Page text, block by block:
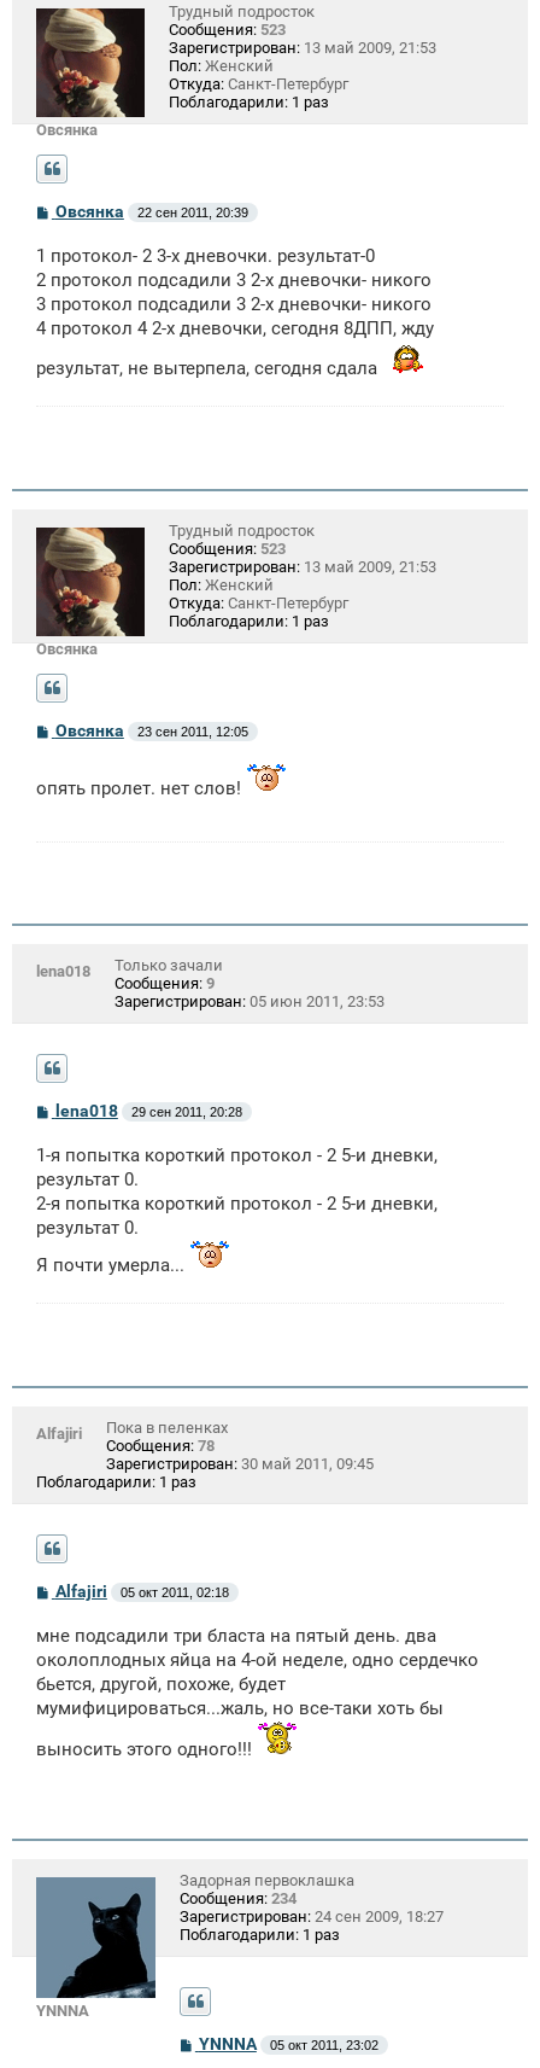
Овсянка
Трудный подросток
Сообщения: 523
Зарегистрирован: 13 май 2009, 21:53
Пол: Женский
Откуда: Санкт-Петербург
Поблагодарили: 1 раз
С
о
б
щ
н
и
Овсянка 22 сен 2011, 20:39
1 протокол- 2 3-х дневочки. результат-0
2 протокол подсадили 3 2-х дневочки- никого
3 протокол подсадили 3 2-х дневочки- никого
4 протокол 4 2-х дневочки, сегодня 8ДПП, жду
результат, не вытерпела, сегодня сдала
Овсянка
Трудный подросток
Сообщения: 523
Зарегистрирован: 13 май 2009, 21:53
Пол: Женский
Откуда: Санкт-Петербург
Поблагодарили: 1 раз
С
о
щ
Овсянка 23 сен 2011, 12:05
опять пролет. нет слов!
lena018
Только зачали
Сообщения: 9
Зарегистрирован: 05 июн 2011, 23:53
С
б
щ
н
и
lena018 29 сен 2011, 20:28
1-я попытка короткий протокол - 2 5-и дневки,
результат 0.
2-я попытка короткий протокол - 2 5-и дневки,
результат 0.
Я почти умерла...
Alfajiri
Пока в пеленках
Сообщения: 78
Зарегистрирован: 30 май 2011, 09:45
Поблагодарили: 1 раз
С
б
щ
н
и
Alfajiri 05 окт 2011, 02:18
мне подсадили три бласта на пятый день. два
околоплодных яйца на 4-ой неделе, одно сердечко
бьется, другой, похоже, будет
мумифицироваться...жаль, но все-таки хоть бы
выносить этого одного!!!
YNNNA
Задорная первоклашка
Сообщения: 234
Зарегистрирован: 24 сен 2009, 18:27
Поблагодарили: 1 раз
СYNNNA 05 окт 2011, 23:02